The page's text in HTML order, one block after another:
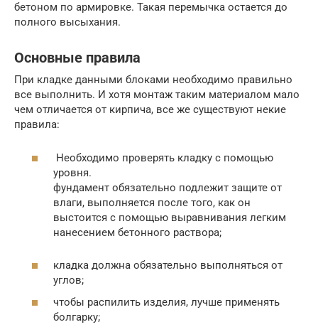
бетоном по армировке. Такая перемычка остается до
полного высыхания.
Основные правила
При кладке данными блоками необходимо правильно
все выполнить. И хотя монтаж таким материалом мало
чем отличается от кирпича, все же существуют некие
правила:
Необходимо проверять кладку с помощью
уровня.
фундамент обязательно подлежит защите от
влаги, выполняется после того, как он
выстоится с помощью выравнивания легким
нанесением бетонного раствора;
кладка должна обязательно выполняться от
углов;
чтобы распилить изделия, лучше применять
болгарку;